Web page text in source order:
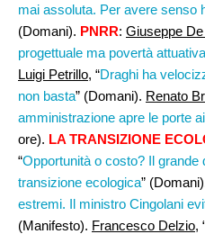
mai assoluta. Per avere senso
(Domani). PNRR: Giuseppe
progettuale ma povertà attuativa
Luigi Petrillo, “Draghi ha
non basta” (Domani). Renato
amministrazione apre le porte
ore). LA TRANSIZIONE
“Opportunità o costo? Il grande
transizione ecologica”
estremi. Il ministro Cingolani
(Manifesto). Francesco Delzio,